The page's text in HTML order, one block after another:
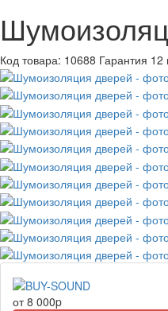
Код товара: 10688 Гарантия 12
от 8 000p